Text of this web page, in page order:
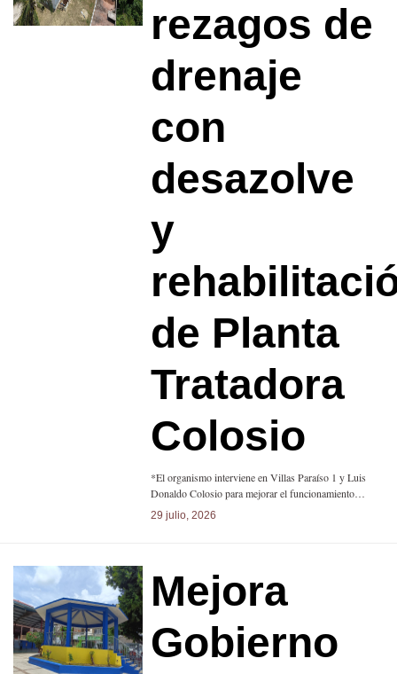
rezagos de
drenaje
con
desazolve
y
de Planta
Tratadora
Colosio
*El organismo interviene en Villas Paraíso 1 y Luis
Donaldo Colosio para mejorar el funcionamiento…
29 julio, 2026
Mejora
Gobierno